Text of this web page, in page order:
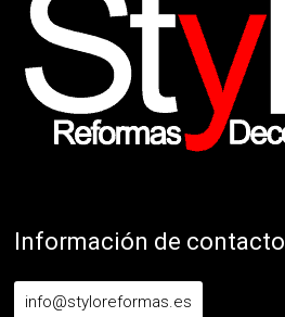
Información de contacto
info@styloreformas.es